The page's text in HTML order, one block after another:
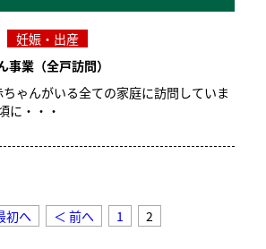
妊娠・出産
事業（全戸訪問）
ゃんがいる全ての家庭に訪問していま
に・・・
初へ ＜ 前へ 1 2